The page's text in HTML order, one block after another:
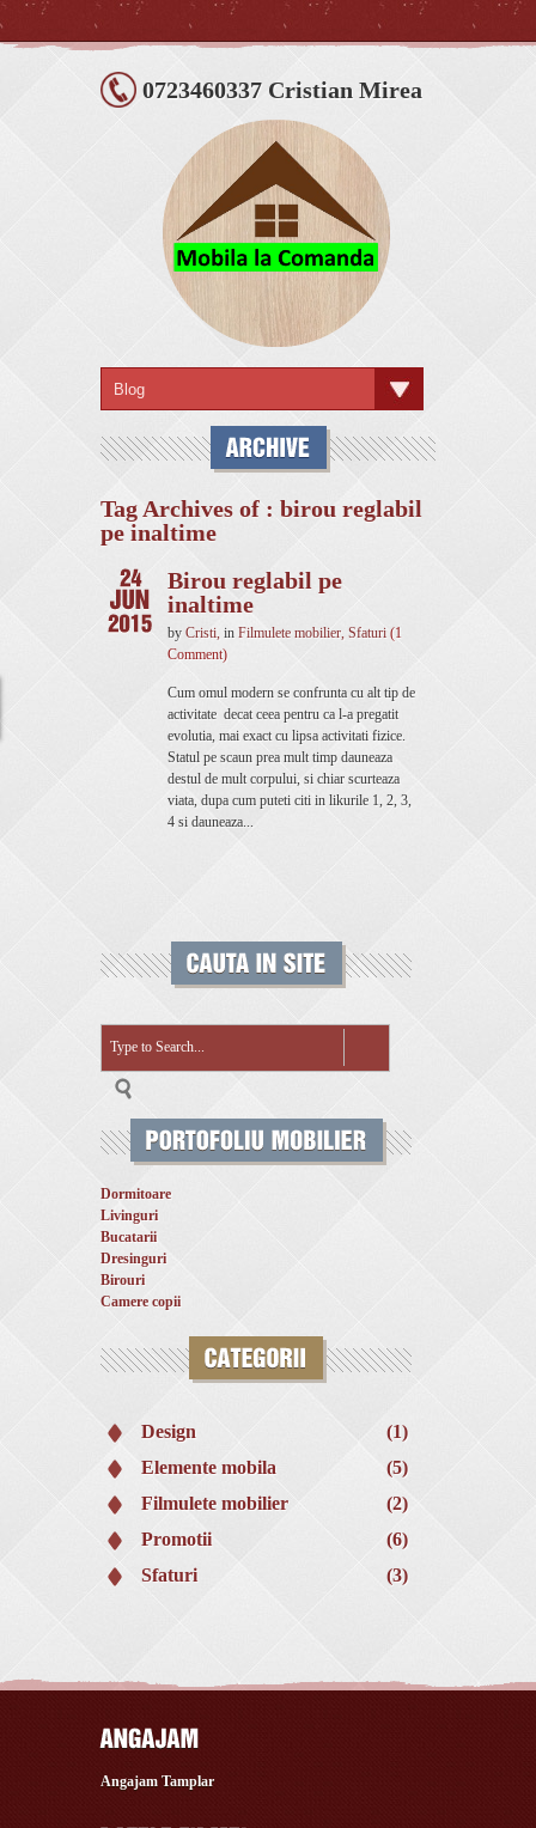
0723460337 Cristian Mirea
Tag Archives of : birou reglabil
pe inaltime
Birou reglabil pe
inaltime
by Cristi, in Filmulete mobilier, Sfaturi (1
Comment)
Cum omul modern se confrunta cu alt tip de
activitate decat ceea pentru ca l-a pregatit
evolutia, mai exact cu lipsa activitati fizice.
Statul pe scaun prea mult timp dauneaza
destul de mult corpului, si chiar scurteaza
viata, dupa cum puteti citi in likurile 1, 2, 3,
4 si dauneaza...
Dormitoare
Livinguri
Bucatarii
Dresinguri
Birouri
Camere copii
Design
(1)
Elemente mobila
(5)
Filmulete mobilier
(2)
Promotii
(6)
Sfaturi
(3)
Angajam Tamplar